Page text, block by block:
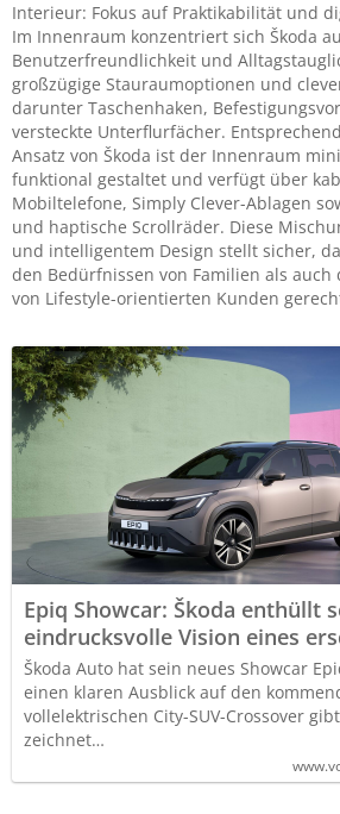
Interieur: Fokus auf Praktikabilität und
Im Innenraum konzentriert sich Škoda
Benutzerfreundlichkeit und
großzügige Stauraumoptionen und
darunter Taschenhaken,
versteckte Unterflurfächer. Entsprechend
Ansatz von Škoda ist der Innenraum
funktional gestaltet und verfügt über
Mobiltelefone, Simply Clever-Ablagen
und haptische Scrollräder. Diese
und intelligentem Design stellt sicher,
den Bedürfnissen von Familien als
von Lifestyle-orientierten Kunden
Epiq Showcar: Škoda enthüllt
eindrucksvolle Vision eines
vollelektrischen SUV
Škoda Auto hat sein neues Showcar
einen klaren Ausblick auf den
vollelektrischen City-SUV-Crossover
zeichnet…